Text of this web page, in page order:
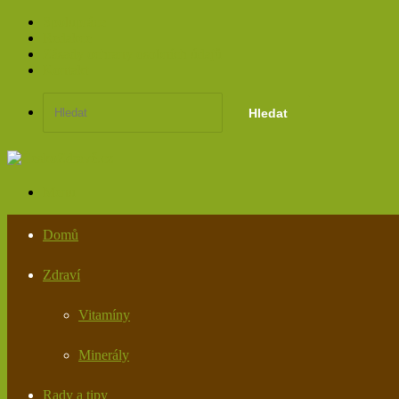
Hledat
Domů
Zdraví
Vitamíny
Minerály
Rady a tipy